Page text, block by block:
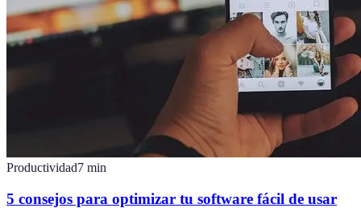
Productividad7 min
5 consejos para optimizar tu software fácil de usar